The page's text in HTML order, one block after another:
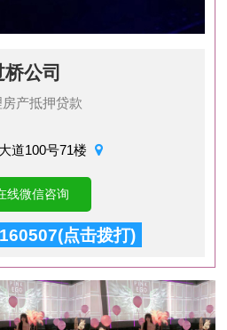
公司
产抵押贷款
道100号71楼
线微信咨询
点击拨打)